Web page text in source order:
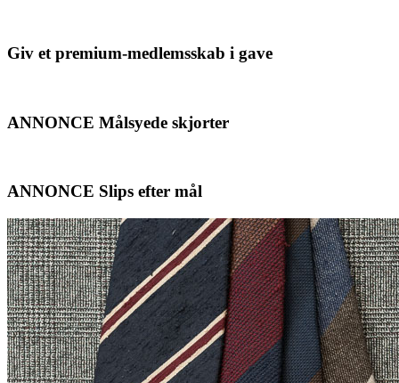
Giv et premium-medlemsskab i gave
ANNONCE Målsyede skjorter
ANNONCE Slips efter mål